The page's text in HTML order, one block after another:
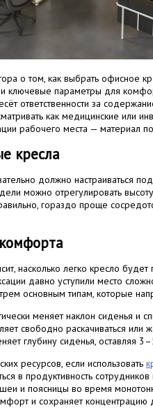
о том, как выбрать офисное
ключевые параметры для
ответственности за
как медицинские или
рабочего места — материал
кресла
должно настраиваться
можно отрегулировать
гораздо проще
насколько легко кресло
давно уступили место
основным типам, которые
меняет наклон сиденья и
свободно раскачиваться или
глубину сиденья, оставляя
ресурсов, если использовать
в продуктивность
и поясницы во время
и сохраняет